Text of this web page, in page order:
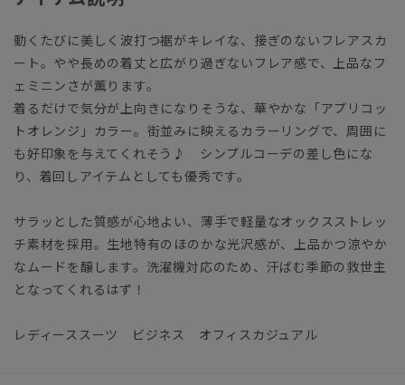
動くたびに美しく波打つ裾がキレイな、接ぎのないフレアスカ
ート。やや長めの着丈と広がり過ぎないフレア感で、上品なフ
ェミニンさが薫ります。
着るだけで気分が上向きになりそうな、華やかな「アプリコッ
トオレンジ」カラー。街並みに映えるカラーリングで、周囲に
も好印象を与えてくれそう♪ シンプルコーデの差し色にな
り、着回しアイテムとしても優秀です。
サラッとした質感が心地よい、薄手で軽量なオックスストレッ
チ素材を採用。生地特有のほのかな光沢感が、上品かつ涼やか
なムードを醸します。洗濯機対応のため、汗ばむ季節の救世主
となってくれるはず！
レディーススーツ ビジネス オフィスカジュアル